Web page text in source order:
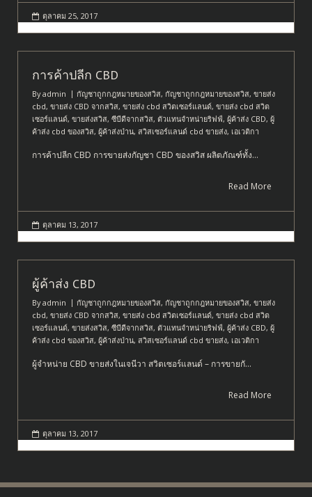
ตุลาคม 25, 2017
การค้าปลีก CBD
Byadmin กัญชาถูกกฎหมายของสวิส, กัญชาถูกกฎหมายของสวิส, ขายส่ง
cbd, ขายส่ง CBD จากสวิส, ขายส่ง cbd สวิตเซอร์แลนด์, ขายส่ง cbd สวิต
เซอร์แลนด์, ขายส่งสวิส, ซีบีดีจากสวิส, ตัวแทนจำหน่ายริฟฟ์, ผู้ค้าส่ง CBD, ผู้
ค้าส่ง cbd ของสวิส, ผู้ค้าส่งป่าน, สวิสเซอร์แลนด์ cbd ขายส่ง, เอเวติกา
การค้าปลีก CBD การขายส่งกัญชา CBD ของสวิส ผลิตภัณฑ์ทั้ง…
Read More
ตุลาคม 13, 2017
ผู้ค้าส่ง CBD
Byadmin กัญชาถูกกฎหมายของสวิส, กัญชาถูกกฎหมายของสวิส, ขายส่ง
cbd, ขายส่ง CBD จากสวิส, ขายส่ง cbd สวิตเซอร์แลนด์, ขายส่ง cbd สวิต
เซอร์แลนด์, ขายส่งสวิส, ซีบีดีจากสวิส, ตัวแทนจำหน่ายริฟฟ์, ผู้ค้าส่ง CBD, ผู้
ค้าส่ง cbd ของสวิส, ผู้ค้าส่งป่าน, สวิสเซอร์แลนด์ cbd ขายส่ง, เอเวติกา
ผู้จำหน่าย CBD ขายส่งในเจนีวา สวิตเซอร์แลนด์ – การขายกั…
Read More
ตุลาคม 13, 2017